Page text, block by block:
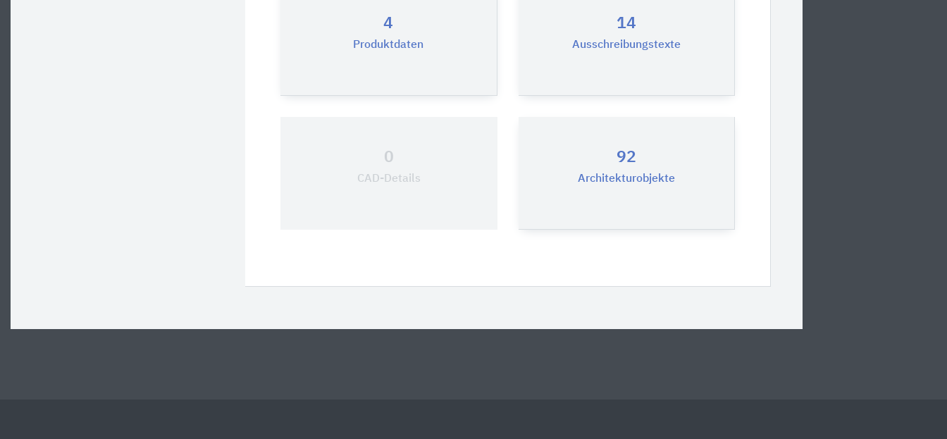
4
Produktdaten
14
Ausschreibungstexte
0
CAD-Details
92
Architekturobjekte